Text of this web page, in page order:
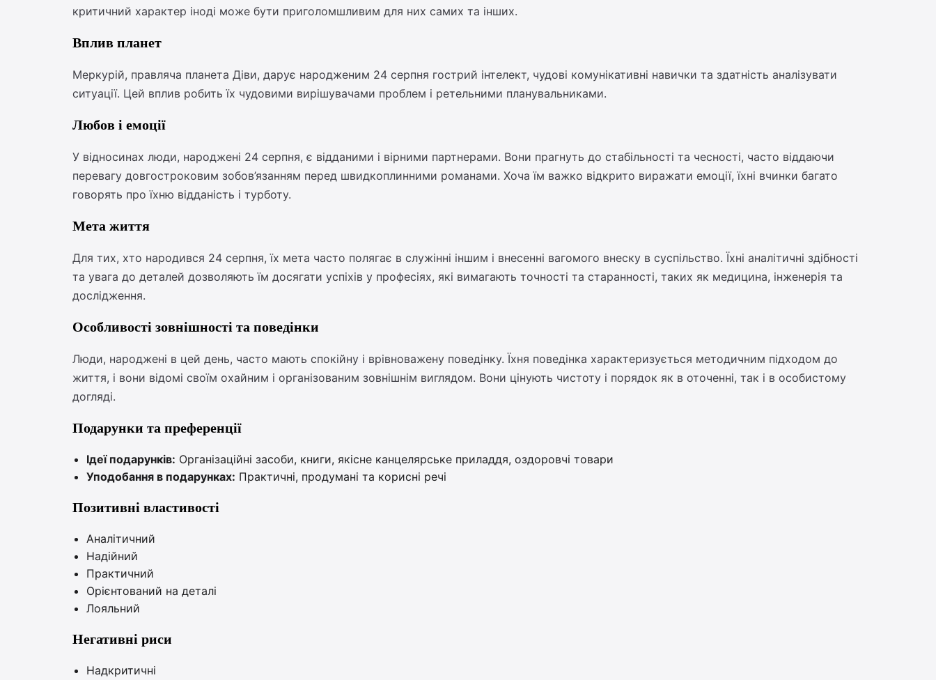
критичний характер іноді може бути приголомшливим для них самих та інших.
Вплив планет
Меркурій, правляча планета Діви, дарує народженим 24 серпня гострий інтелект, чудові комунікативні навички та здатність аналізувати
ситуації. Цей вплив робить їх чудовими вирішувачами проблем і ретельними планувальниками.
Любов і емоції
У відносинах люди, народжені 24 серпня, є відданими і вірними партнерами. Вони прагнуть до стабільності та чесності, часто віддаючи
перевагу довгостроковим зобов’язанням перед швидкоплинними романами. Хоча їм важко відкрито виражати емоції, їхні вчинки багато
говорять про їхню відданість і турботу.
Мета життя
Для тих, хто народився 24 серпня, їх мета часто полягає в служінні іншим і внесенні вагомого внеску в суспільство. Їхні аналітичні здібності
та увага до деталей дозволяють їм досягати успіхів у професіях, які вимагають точності та старанності, таких як медицина, інженерія та
дослідження.
Особливості зовнішності та поведінки
Люди, народжені в цей день, часто мають спокійну і врівноважену поведінку. Їхня поведінка характеризується методичним підходом до
життя, і вони відомі своїм охайним і організованим зовнішнім виглядом. Вони цінують чистоту і порядок як в оточенні, так і в особистому
догляді.
Подарунки та преференції
Ідеї подарунків: Організаційні засоби, книги, якісне канцелярське приладдя, оздоровчі товари
Уподобання в подарунках: Практичні, продумані та корисні речі
Позитивні властивості
Аналітичний
Надійний
Практичний
Орієнтований на деталі
Лояльний
Негативні риси
Надкритичні